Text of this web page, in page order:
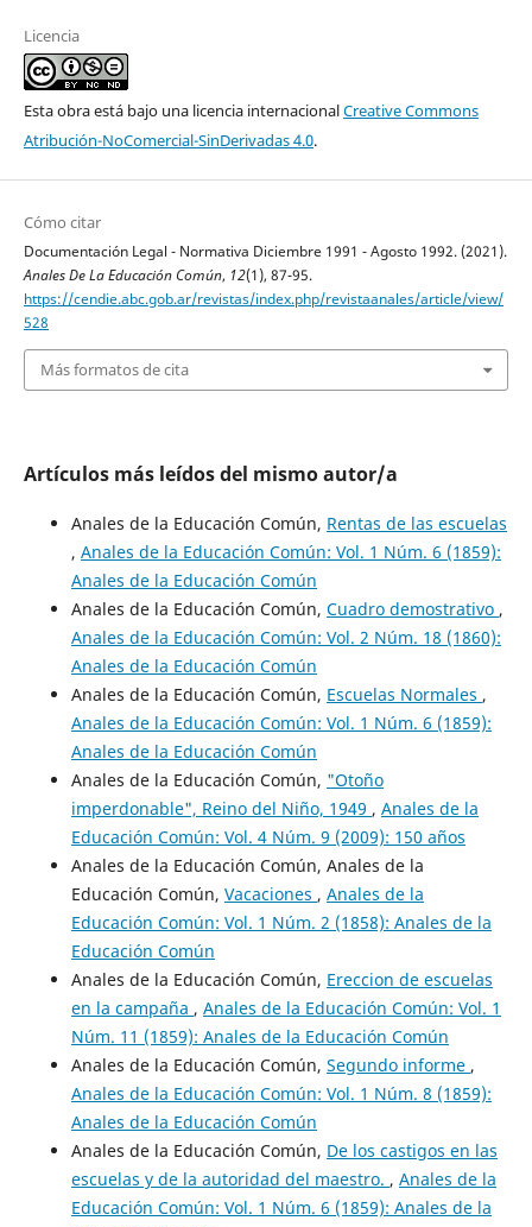
Licencia
Esta obra está bajo una licencia internacionalCreative Commons
Atribución-NoComercial-SinDerivadas 4.0.
Cómo citar
Documentación Legal - Normativa Diciembre 1991 - Agosto 1992. (2021).
Anales De La Educación Común, 12(1), 87-95.
https://cendie.abc.gob.ar/revistas/index.php/revistaanales/article/view/
528
Más formatos de cita
Artículos más leídos del mismo autor/a
Anales de la Educación Común, Rentas de las escuelas
, Anales de la Educación Común: Vol. 1 Núm. 6 (1859):
Anales de la Educación Común
Anales de la Educación Común, Cuadro demostrativo ,
Anales de la Educación Común: Vol. 2 Núm. 18 (1860):
Anales de la Educación Común
Anales de la Educación Común, Escuelas Normales ,
Anales de la Educación Común: Vol. 1 Núm. 6 (1859):
Anales de la Educación Común
Anales de la Educación Común, "Otoño
imperdonable", Reino del Niño, 1949 , Anales de la
Educación Común: Vol. 4 Núm. 9 (2009): 150 años
Anales de la Educación Común, Anales de la
Educación Común, Vacaciones , Anales de la
Educación Común: Vol. 1 Núm. 2 (1858): Anales de la
Educación Común
Anales de la Educación Común, Ereccion de escuelas
en la campaña , Anales de la Educación Común: Vol. 1
Núm. 11 (1859): Anales de la Educación Común
Anales de la Educación Común, Segundo informe ,
Anales de la Educación Común: Vol. 1 Núm. 8 (1859):
Anales de la Educación Común
Anales de la Educación Común, De los castigos en las
escuelas y de la autoridad del maestro. , Anales de la
Educación Común: Vol. 1 Núm. 6 (1859): Anales de la